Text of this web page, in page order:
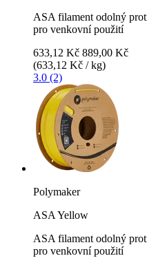
ASA filament odolný
pro venkovní použití
633,12 Kč 889,00 Kč
(633,12 Kč / kg)
3.0 (2)
Polymaker
ASA Yellow
ASA filament odolný
pro venkovní použití